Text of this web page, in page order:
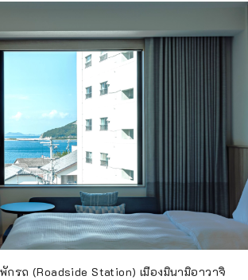
กรถ (Roadside Station) เมืองมินามิอาวาจิ